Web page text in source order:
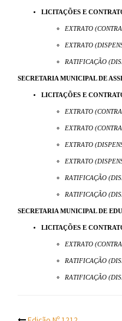
LICITAÇÕES E
EXTRATO
EXTRATO
RATIFICAÇÃO
SECRETARIA MUNICIPAL DE
LICITAÇÕES E
EXTRATO
EXTRATO
EXTRATO
EXTRATO
RATIFICAÇÃO
RATIFICAÇÃO
SECRETARIA MUNICIPAL DE
LICITAÇÕES E
EXTRATO
RATIFICAÇÃO
RATIFICAÇÃO